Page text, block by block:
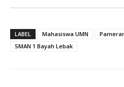
LABEL Mahasiswa UMN
SMAN 1 Bayah Lebak